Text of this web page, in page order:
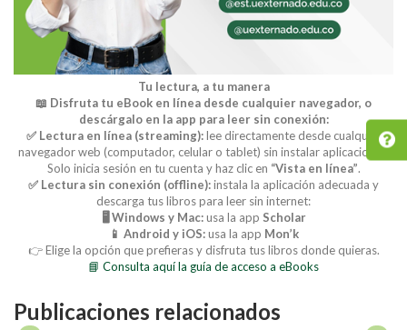
Tu lectura, a tu manera
📖 Disfruta tu eBook en línea desde cualquier navegador, o
descárgalo en la app para leer sin conexión:
✅ Lectura en línea (streaming):lee directamente desde cualquier
navegador web (computador, celular o tablet) sin instalar aplicaciones.
Solo inicia sesión en tu cuenta y haz clic en “Vista en línea”.
✅ Lectura sin conexión (offline):instala la aplicación adecuada y
descarga tus libros para leer sin internet:
🖥️ Windows y Mac:usa la app Scholar
📱 Android y iOS:usa la app Mon’k
👉 Elige la opción que prefieras y disfruta tus libros donde quieras.
📘 Consulta aquí la guía de acceso a eBooks
Publicaciones relacionados